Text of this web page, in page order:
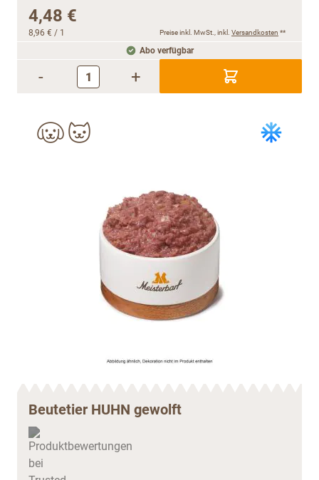
4,48 €
8,96 € / 1 Preise inkl. MwSt., inkl. Versandkosten **
Abo verfügbar
- +
Beutetier HUHN gewolft